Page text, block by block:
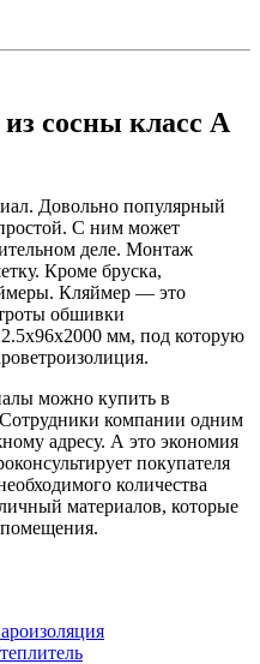
сосны класс А
Довольно популярный
С ним может
деле. Монтаж
Кроме бруска,
Кляймер — это
обшивки
мм, под которую
можно купить в
компании одним
адресу. А это экономия
покупателя
количества
материалов, которые